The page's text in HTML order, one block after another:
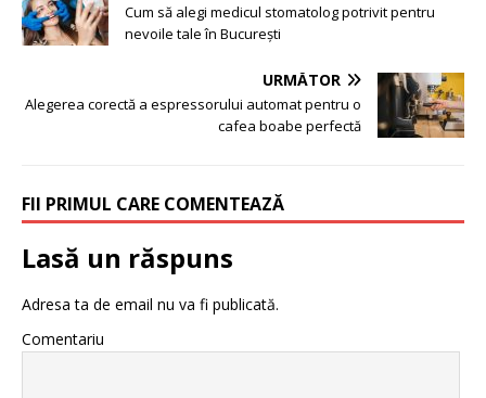
Cum să alegi medicul stomatolog potrivit pentru
nevoile tale în București
URMĂTOR
Alegerea corectă a espressorului automat pentru o
cafea boabe perfectă
FII PRIMUL CARE COMENTEAZĂ
Lasă un răspuns
Adresa ta de email nu va fi publicată.
Comentariu